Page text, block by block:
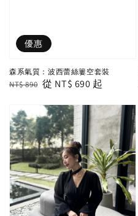
優惠
森系氣質：波西蕾絲簍空套裝
Regular
NT$ 890 Sale
從 NT$ 690 起